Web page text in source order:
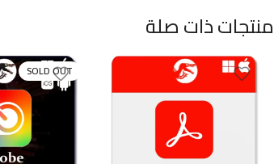
منتجات ذات صلة
SOLD OUT